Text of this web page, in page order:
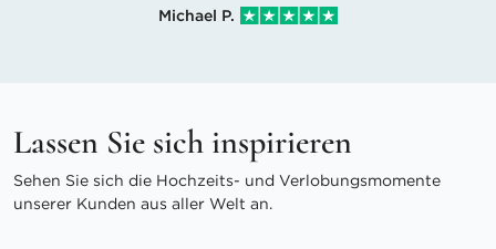
Michael P.
Lassen Sie sich inspirieren
Sehen Sie sich die Hochzeits- und Verlobungsmomente
unserer Kunden aus aller Welt an.